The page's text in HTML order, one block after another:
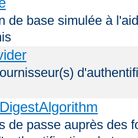
de base simulée à
de passe auprès des